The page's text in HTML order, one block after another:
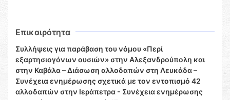
Επικαιρότητα
Συλλήψεις για παράβαση του νόμου «Περί
εξαρτησιογόνων ουσιών» στην Αλεξανδρούπολη και
στην Καβάλα – Διάσωση αλλοδαπών στη Λευκάδα –
Συνέχεια ενημέρωσης σχετικά με τον εντοπισμό 42
αλλοδαπών στην Ιεράπετρα - Συνέχεια ενημέρωσης